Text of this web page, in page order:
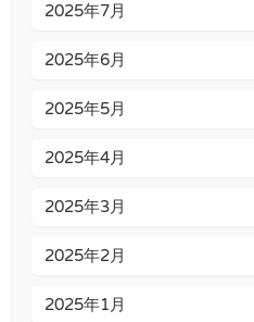
2025年7月
2025年6月
2025年5月
2025年4月
2025年3月
2025年2月
2025年1月